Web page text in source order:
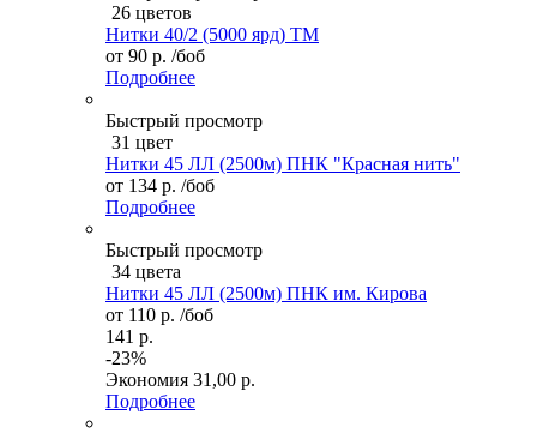
26 цветов
Нитки 40/2 (5000 ярд) ТМ
от 90 р. /боб
Подробнее
Быстрый просмотр
31 цвет
Нитки 45 ЛЛ (2500м) ПНК "Красная нить"
от 134 р. /боб
Подробнее
Быстрый просмотр
34 цвета
Нитки 45 ЛЛ (2500м) ПНК им. Кирова
от 110 р. /боб
141 р.
-23%
Экономия 31,00 р.
Подробнее